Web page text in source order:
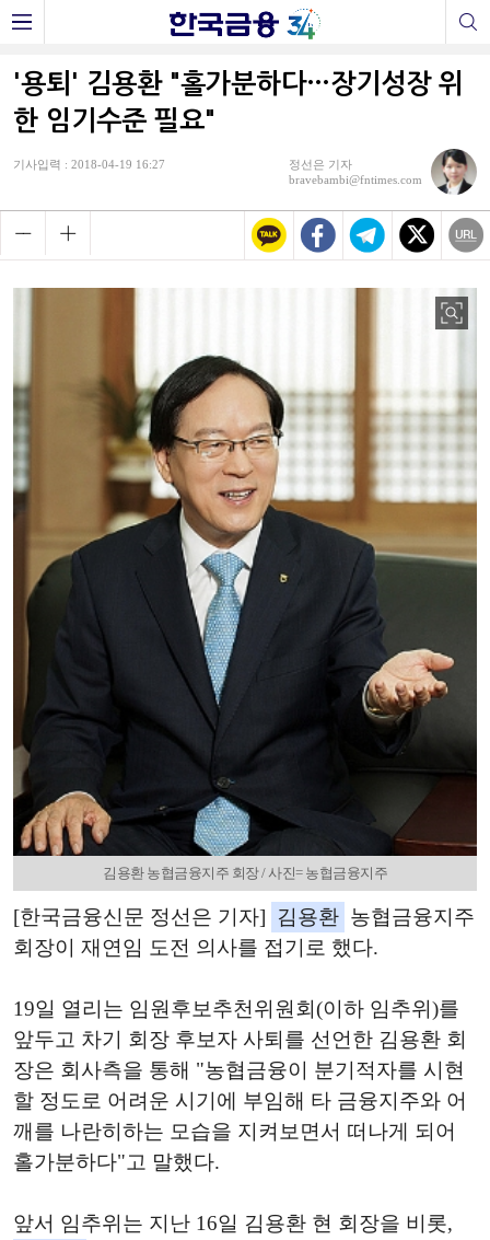
'용퇴' 김용환 "홀가분하다…장기성장 위
한 임기수준 필요"
기사입력 : 2018-04-19 16:27
정선은 기자
bravebambi@fntimes.com
김용환 농협금융지주 회장 / 사진= 농협금융지주
[한국금융신문 정선은 기자] 김용환 농협금융지주
회장이 재연임 도전 의사를 접기로 했다.
19일 열리는 임원후보추천위원회(이하 임추위)를
앞두고 차기 회장 후보자 사퇴를 선언한 김용환 회
장은 회사측을 통해 "농협금융이 분기적자를 시현
할 정도로 어려운 시기에 부임해 타 금융지주와 어
깨를 나란히하는 모습을 지켜보면서 떠나게 되어
홀가분하다"고 말했다.
앞서 임추위는 지난 16일 김용환 현 회장을 비롯,